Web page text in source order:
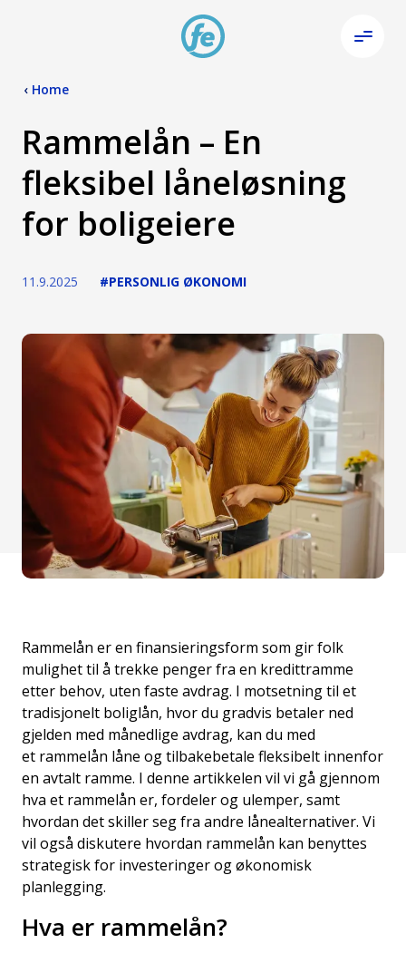
‹ Home
Rammelån – En
fleksibel låneløsning
for boligeiere
11.9.2025 #PERSONLIG ØKONOMI
Rammelån er en finansieringsform som gir folk
mulighet til å trekke penger fra en kredittramme
etter behov, uten faste avdrag. I motsetning til et
tradisjonelt boliglån, hvor du gradvis betaler ned
gjelden med månedlige avdrag, kan du med
et rammelån låne og tilbakebetale fleksibelt innenfor
en avtalt ramme. I denne artikkelen vil vi gå gjennom
hva et rammelån er, fordeler og ulemper, samt
hvordan det skiller seg fra andre lånealternativer. Vi
vil også diskutere hvordan rammelån kan benyttes
strategisk for investeringer og økonomisk
planlegging.
Hva er rammelån?